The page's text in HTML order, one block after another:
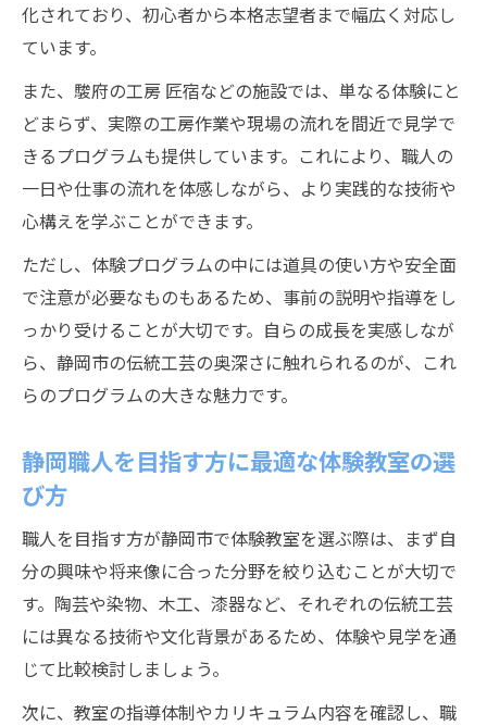
化されており、初心者から本格志望者まで幅広く対応し
ています。
また、駿府の工房 匠宿などの施設では、単なる体験にと
どまらず、実際の工房作業や現場の流れを間近で見学で
きるプログラムも提供しています。これにより、職人の
一日や仕事の流れを体感しながら、より実践的な技術や
心構えを学ぶことができます。
ただし、体験プログラムの中には道具の使い方や安全面
で注意が必要なものもあるため、事前の説明や指導をし
っかり受けることが大切です。自らの成長を実感しなが
ら、静岡市の伝統工芸の奥深さに触れられるのが、これ
らのプログラムの大きな魅力です。
静岡職人を目指す方に最適な体験教室の選
び方
職人を目指す方が静岡市で体験教室を選ぶ際は、まず自
分の興味や将来像に合った分野を絞り込むことが大切で
す。陶芸や染物、木工、漆器など、それぞれの伝統工芸
には異なる技術や文化背景があるため、体験や見学を通
じて比較検討しましょう。
次に、教室の指導体制やカリキュラム内容を確認し、職